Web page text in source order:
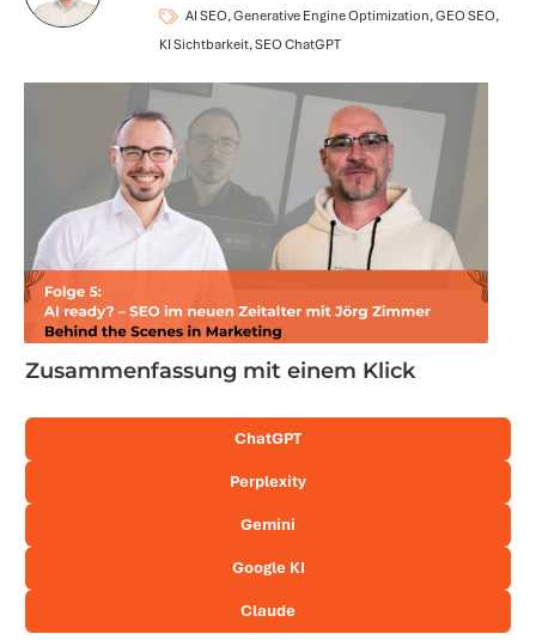
AI SEO, Generative Engine Optimization, GEO SEO,
KI Sichtbarkeit, SEO ChatGPT
Zusammenfassung mit einem Klick
ChatGPT
Perplexity
Gemini
Google KI
Claude